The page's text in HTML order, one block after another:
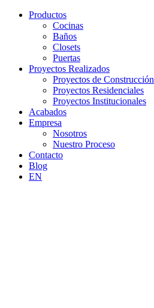
Productos
Cocinas
Baños
Closets
Puertas
Proyectos Realizados
Proyectos de Construcción
Proyectos Residenciales
Proyectos Institucionales
Acabados
Empresa
Nosotros
Nuestro Proceso
Contacto
Blog
EN